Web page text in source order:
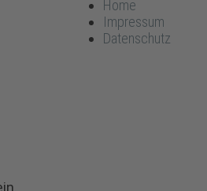
Home
Impressum
Datenschutz